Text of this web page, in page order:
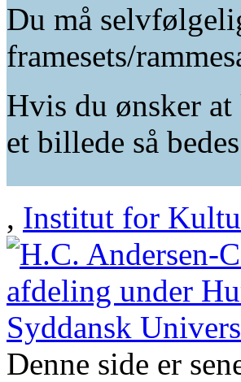
Du må
framesets/
Hvis du ønsker
et billede så
, Institut for
Denne side er